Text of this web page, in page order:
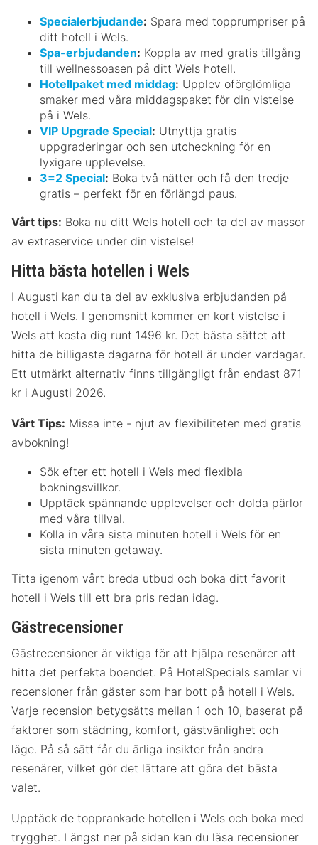
Specialerbjudande: Spara med topprumpriser på
ditt hotell i Wels.
Spa-erbjudanden: Koppla av med gratis tillgång
till wellnessoasen på ditt Wels hotell.
Hotellpaket med middag: Upplev oförglömliga
smaker med våra middagspaket för din vistelse
på i Wels.
VIP Upgrade Special: Utnyttja gratis
uppgraderingar och sen utcheckning för en
lyxigare upplevelse.
3=2 Special: Boka två nätter och få den tredje
gratis – perfekt för en förlängd paus.
Vårt tips: Boka nu ditt Wels hotell och ta del av massor
av extraservice under din vistelse!
Hitta bästa hotellen i Wels
I Augusti kan du ta del av exklusiva erbjudanden på
hotell i Wels. I genomsnitt kommer en kort vistelse i
Wels att kosta dig runt 1496 kr. Det bästa sättet att
hitta de billigaste dagarna för hotell är under vardagar.
Ett utmärkt alternativ finns tillgängligt från endast 871
kr i Augusti 2026.
Vårt Tips: Missa inte - njut av flexibiliteten med gratis
avbokning!
Sök efter ett hotell i Wels med flexibla
bokningsvillkor.
Upptäck spännande upplevelser och dolda pärlor
med våra tillval.
Kolla in våra sista minuten hotell i Wels för en
sista minuten getaway.
Titta igenom vårt breda utbud och boka ditt favorit
hotell i Wels till ett bra pris redan idag.
Gästrecensioner
Gästrecensioner är viktiga för att hjälpa resenärer att
hitta det perfekta boendet. På HotelSpecials samlar vi
recensioner från gäster som har bott på hotell i Wels.
Varje recension betygsätts mellan 1 och 10, baserat på
faktorer som städning, komfort, gästvänlighet och
läge. På så sätt får du ärliga insikter från andra
resenärer, vilket gör det lättare att göra det bästa
valet.
Upptäck de topprankade hotellen i Wels och boka med
trygghet. Längst ner på sidan kan du läsa recensioner